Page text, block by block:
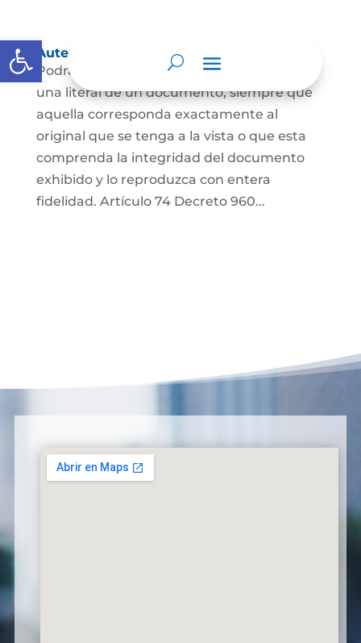
Abrir barra de herramientas
Autenticación de Copias
Podrá autenticarse una copia mecánica o
una literal de un documento, siempre que
aquella corresponda exactamente al
original que se tenga a la vista o que esta
comprenda la integridad del documento
exhibido y lo reproduzca con entera
fidelidad. Artículo 74 Decreto 960...